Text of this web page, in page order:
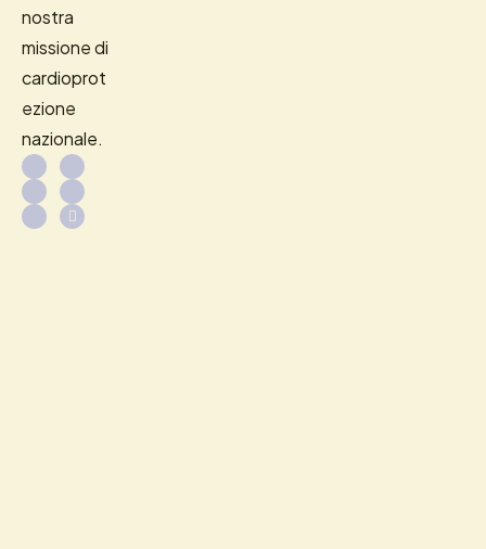
nostra
missione di
cardioprot
ezione
nazionale.